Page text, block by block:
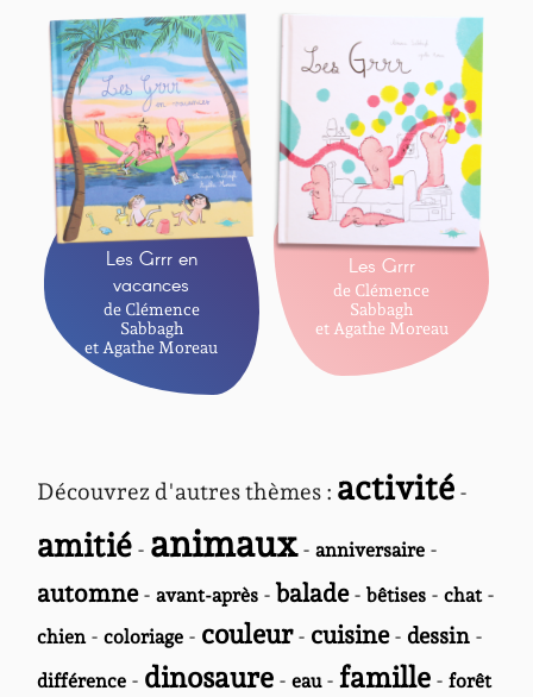
Les Grrr en
vacances
de Clémence
Sabbagh
et Agathe Moreau
Les Grrr
de Clémence
Sabbagh
et Agathe Moreau
Découvrez d'autres thèmes : activité -
amitié - animaux- anniversaire -
automne- avant-après - balade- bêtises - chat-
chien- coloriage - couleur- cuisine- dessin -
différence - dinosaure - eau- famille - forêt